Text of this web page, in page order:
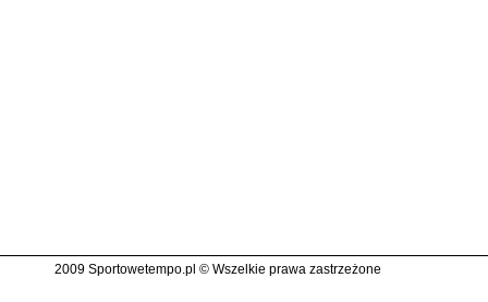
2009 Sportowetempo.pl © Wszelkie prawa zastrzeżone